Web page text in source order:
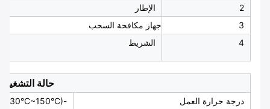
2
الإطار
3
جهاز مكافحة السحب
4
الشريط
حالة التشغيل
درجة حرارة العمل
-15°C~80°C ((-30°C~150°C)